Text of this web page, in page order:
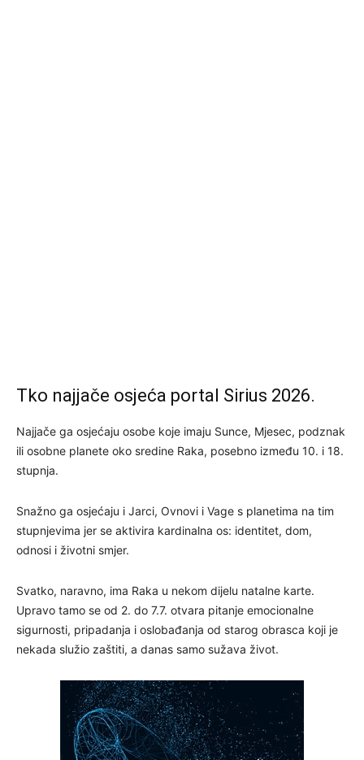
Tko najjače osjeća portal Sirius 2026.
Najjače ga osjećaju osobe koje imaju Sunce, Mjesec, podznak
ili osobne planete oko sredine Raka, posebno između 10. i 18.
stupnja.
Snažno ga osjećaju i Jarci, Ovnovi i Vage s planetima na tim
stupnjevima jer se aktivira kardinalna os: identitet, dom,
odnosi i životni smjer.
Svatko, naravno, ima Raka u nekom dijelu natalne karte.
Upravo tamo se od 2. do 7.7. otvara pitanje emocionalne
sigurnosti, pripadanja i oslobađanja od starog obrasca koji je
nekada služio zaštiti, a danas samo sužava život.